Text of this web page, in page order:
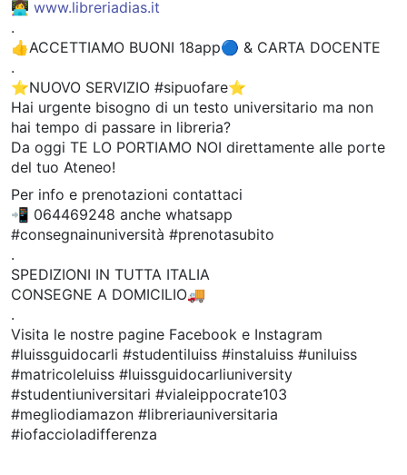
👩‍💻 www.libreriadias.it
.
👍ACCETTIAMO BUONI 18app🔵 & CARTA DOCENTE
.
⭐️NUOVO SERVIZIO #sipuofare⭐️
Hai urgente bisogno di un testo universitario ma non
hai tempo di passare in libreria?
Da oggi TE LO PORTIAMO NOI direttamente alle porte
del tuo Ateneo!
Per info e prenotazioni contattaci
📲 064469248 anche whatsapp
#consegnainuniversità #prenotasubito
.
SPEDIZIONI IN TUTTA ITALIA
CONSEGNE A DOMICILIO🚚
.
Visita le nostre pagine Facebook e Instagram
#luissguidocarli #studentiluiss #instaluiss #uniluiss
#matricoleluiss #luissguidocarliuniversity
#studentiuniversitari #vialeippocrate103
#megliodiamazon #libreriauniversitaria
#iofaccioladifferenza